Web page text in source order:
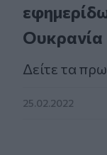
Ουκρανία
Δείτε τα
25.02.2022